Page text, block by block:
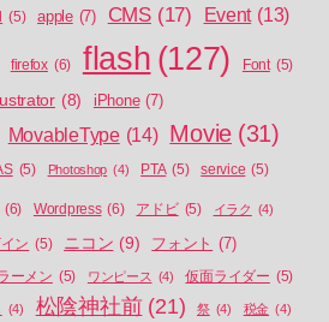
(5) apple (7) CMS (17) Event (13)
firefox (6) flash (127) Font (5)
(8) iPhone (7)
MovableType (14) Movie (31)
(5) Photoshop (4) PTA (5) service (5)
(6) Wordpress (6) アドビ (5) イラク (4)
ン (5) ニコン (9) フォント (7)
ーメン (5) ワンピース (4) 仮面ライダー (5)
(4) 松陰神社前 (21) 祭 (4) 税金 (4)